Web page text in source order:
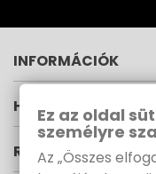
INFORMÁCIÓK
HÍRLEVÉL
RUPES
Ez az oldal
személyre
Az „Összes